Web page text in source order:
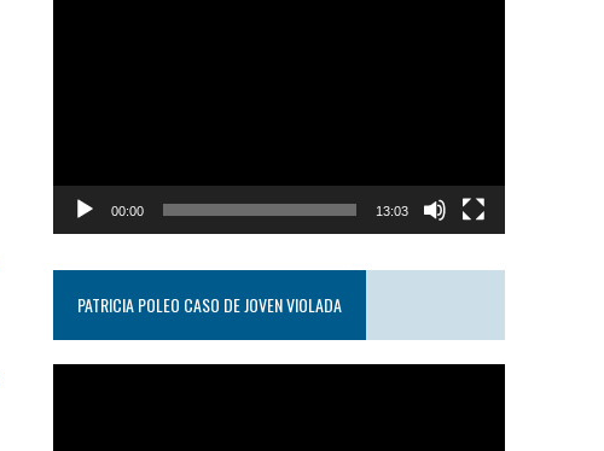
00:00 13:03
PATRICIA POLEO CASO DE JOVEN VIOLADA